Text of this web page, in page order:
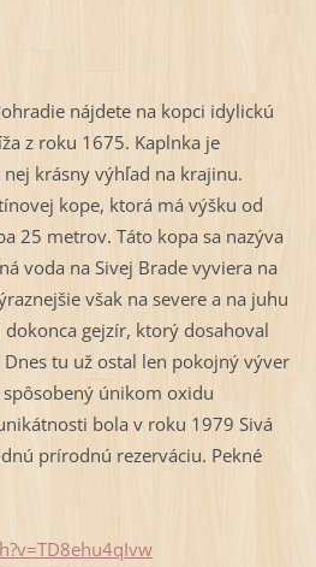
nájdete na kopci idylickú
z roku 1675. Kaplnka je
krásny výhľad na krajinu.
kope, ktorá má výšku od
25 metrov. Táto kopa sa nazýva
voda na Sivej Brade vyviera na
však na severe a na juhu
gejzír, ktorý dosahoval
tu už ostal len pokojný výver
únikom oxidu
bola v roku 1979 Sivá
prírodnú rezerváciu. Pekné